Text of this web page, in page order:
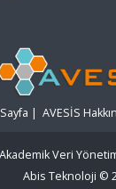
| AVESİS
Akademik Veri
Abis Teknoloji ©